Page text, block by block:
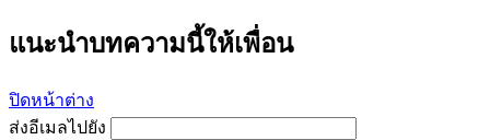
แนะนำบทความนี้ให้เพื่อน
ปิดหน้าต่าง
ส่งอีเมลไปยัง